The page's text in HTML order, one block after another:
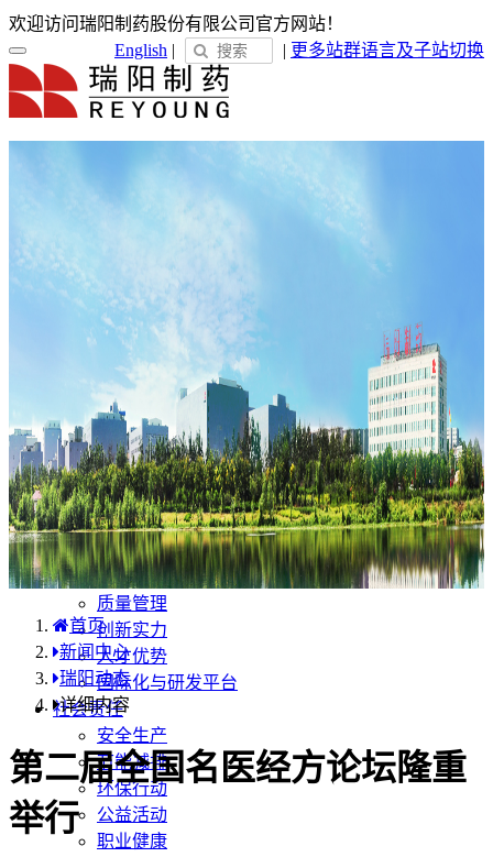
欢迎访问瑞阳制药股份有限公司官方网站！
语言及子站切换
English | | 更多站群
关于瑞阳
瑞阳简介
企业文化
新闻中心
瑞阳动态
通知公告
媒体聚焦
员工天地
企业电子报
产品服务
产品中心
国内分布
学术合规
企业优势
质量管理
创新实力
人才优势
国际化与研发平台
社会责任
安全生产
节能减排
环保行动
公益活动
职业健康
首页
新闻中心
瑞阳动态
详细内容
第二届全国名医经方论坛隆重
举行